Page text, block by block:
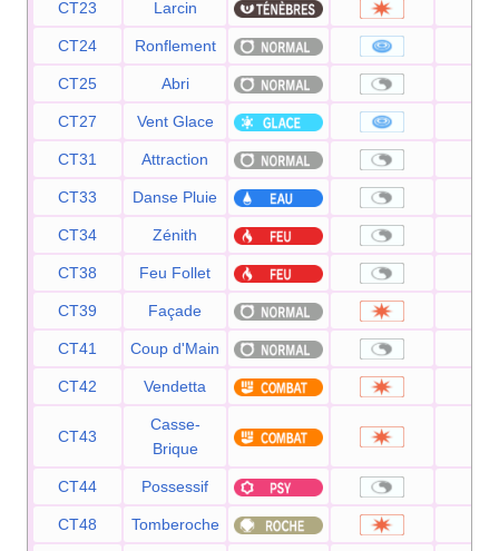
CT23 Larcin
CT24 Ronflement
CT25 Abri
CT27 Vent Glace
CT31 Attraction
CT33 Danse Pluie
CT34 Zénith
CT38 Feu Follet
CT39 Façade
CT41 Coup d'Main
CT42 Vendetta
CT43
Casse-
Brique
CT44 Possessif
CT48 Tomberoche